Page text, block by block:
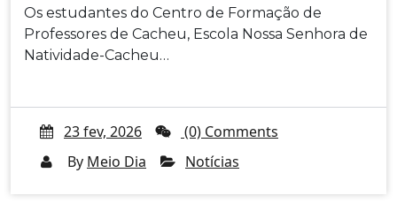
Os estudantes do Centro de Formação de
Professores de Cacheu, Escola Nossa Senhora de
Natividade-Cacheu…
23 fev, 2026
(0) Comments
By Meio Dia Notícias